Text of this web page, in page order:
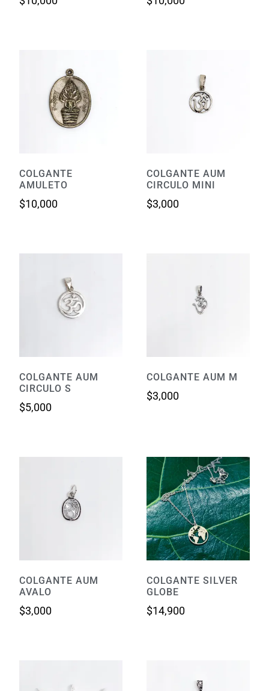
COLGANTE
AMULETO
$10,000
COLGANTE AUM
CIRCULO MINI
$3,000
COLGANTE AUM
CIRCULO S
$5,000
COLGANTE AUM M
$3,000
COLGANTE AUM
AVALO
$3,000
COLGANTE SILVER
GLOBE
$14,900